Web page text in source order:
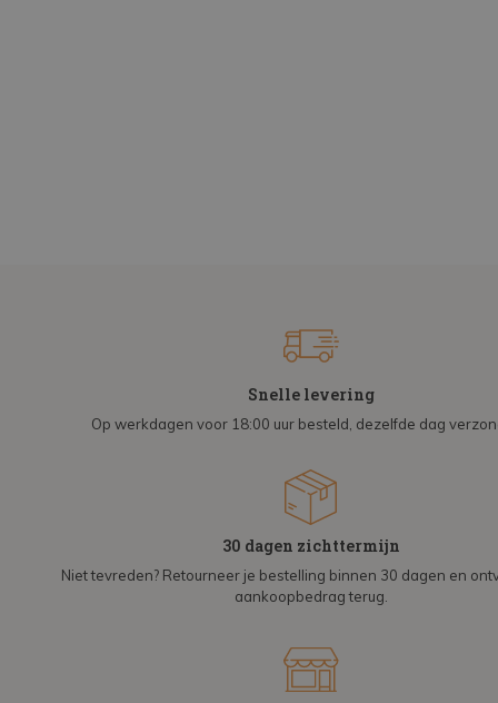
Snelle levering
Op werkdagen voor 18:00 uur besteld, dezelfde dag
30 dagen zichttermijn
Niet tevreden? Retourneer je bestelling binnen 30 dagen en
aankoopbedrag terug.